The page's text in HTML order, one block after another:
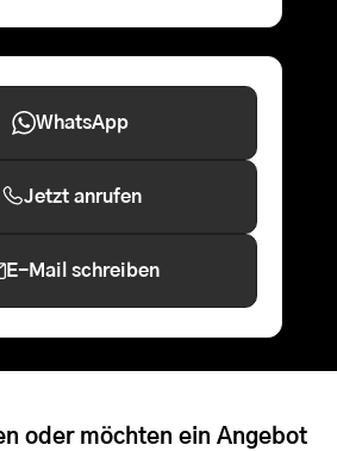
WhatsApp
Jetzt anrufen
E-Mail schreiben
oder möchten ein Angebot